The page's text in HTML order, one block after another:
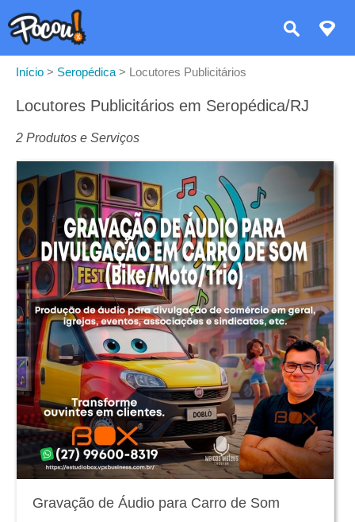
Início > Seropédica > Locutores Publicitários
Locutores Publicitários em Seropédica/RJ
2 Produtos e Serviços
Gravação de Áudio para Carro de Som